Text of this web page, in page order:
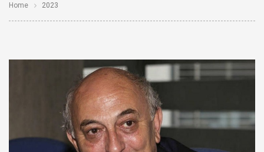
Home 2023